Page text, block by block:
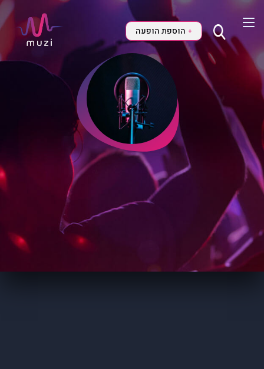
+ הוספת הופעה